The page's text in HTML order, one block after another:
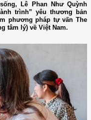
Lê Phan Như Quỳnh
trình” yêu thương bản
phương pháp tự vấn The
tâm lý) về Việt Nam.